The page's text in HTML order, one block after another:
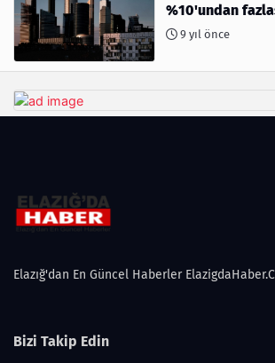
%10'undan
9 yıl önce
Elazığ'dan En Güncel Haberler
Bizi Takip Edin